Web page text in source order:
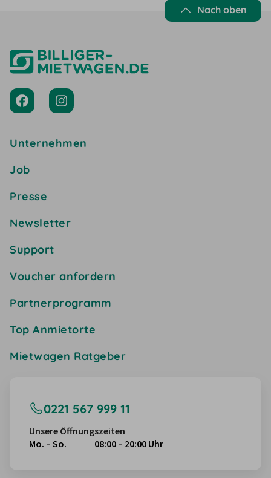
Nach oben
Unternehmen
Job
Presse
Newsletter
Support
Voucher anfordern
Partnerprogramm
Top Anmietorte
Mietwagen Ratgeber
0221 567 999 11
Unsere Öffnungszeiten
Mo. – So.
08:00 – 20:00 Uhr